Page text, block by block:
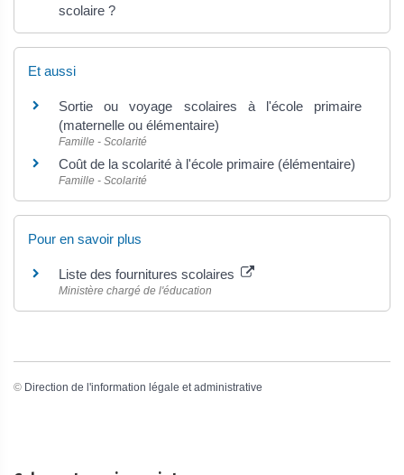
scolaire ?
Et aussi
Sortie ou voyage scolaires à l'école primaire
(maternelle ou élémentaire)
Famille - Scolarité
Coût de la scolarité à l'école primaire (élémentaire)
Famille - Scolarité
Pour en savoir plus
Liste des fournitures scolaires
Ministère chargé de l'éducation
© Direction de l'information légale et administrative